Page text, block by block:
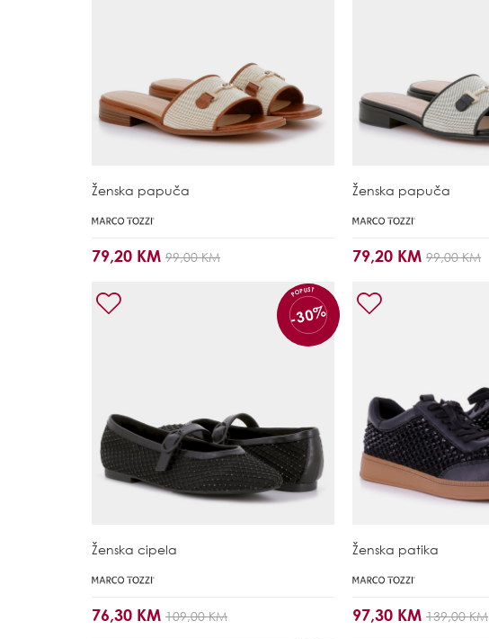
Ženska papuča
79,20 KM 99,00 KM
Ženska papuča
79,20 KM 99,00 KM
POPUST
-30%
Ženska cipela
76,30 KM 109,00 KM
Ženska patika
97,30 KM 139,00 KM